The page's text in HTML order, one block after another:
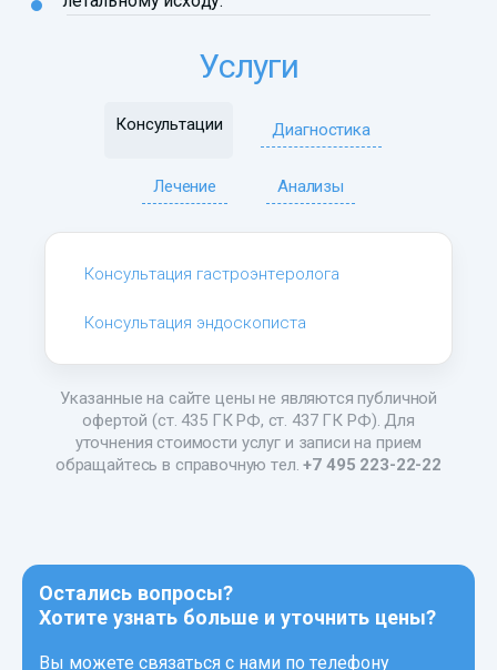
Услуги
Консультации Диагностика
Лечение Анализы
Консультация гастроэнтеролога
Консультация эндоскописта
Указанные на сайте цены не являются публичной
офертой (ст. 435 ГК РФ, ст. 437 ГК РФ). Для
уточнения стоимости услуг и записи на прием
обращайтесь в справочную тел.+7 495 223-22-22
Остались вопросы?
Хотите узнать больше и уточнить цены?
Вы можете связаться с нами по телефону